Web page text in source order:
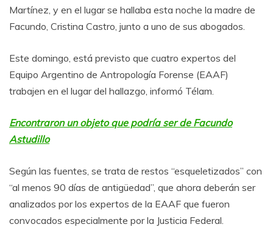
Martínez, y en el lugar se hallaba esta noche la madre de
Facundo, Cristina Castro, junto a uno de sus abogados.
Este domingo, está previsto que cuatro expertos del
Equipo Argentino de Antropología Forense (EAAF)
trabajen en el lugar del hallazgo, informó Télam.
Encontraron un objeto que podría ser de Facundo
Astudillo
Según las fuentes, se trata de restos “esqueletizados” con
“al menos 90 días de antigüedad”, que ahora deberán ser
analizados por los expertos de la EAAF que fueron
convocados especialmente por la Justicia Federal.